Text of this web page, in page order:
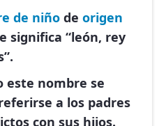
de niño de origen
significa “león, rey
este nombre se
a los padres
con sus hijos.